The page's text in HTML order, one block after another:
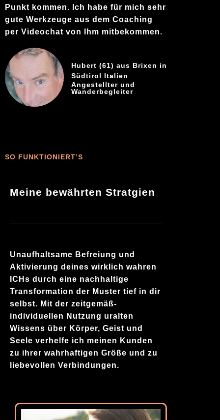
Punkt kommen. Ich habe für mich sehr
gute Werkzeuge aus dem Coaching
per Videochat von Ihm mitbekommen.
Hubert (61) aus Brixen in
Südtirol Italien
Angestellter und
Wanderbegleiter
SO FUNKTIONIERT’S
Meine bewährten Stratgien
Unaufhaltsame Befreiung und
Aktivierung deines wirklich wahren
ICHs durch eine nachhaltige
Transformation der Muster tief in dir
selbst. Mit der zeitgemäß-
individuellen Nutzung uralten
Wissens über Körper, Geist und
Seele verhelfe ich meinen Kunden
zu ihrer wahrhaftigen Größe und zu
liebevollen Verbindungen.